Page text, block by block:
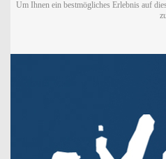
Um Ihnen ein bestmögliches Erlebnis auf